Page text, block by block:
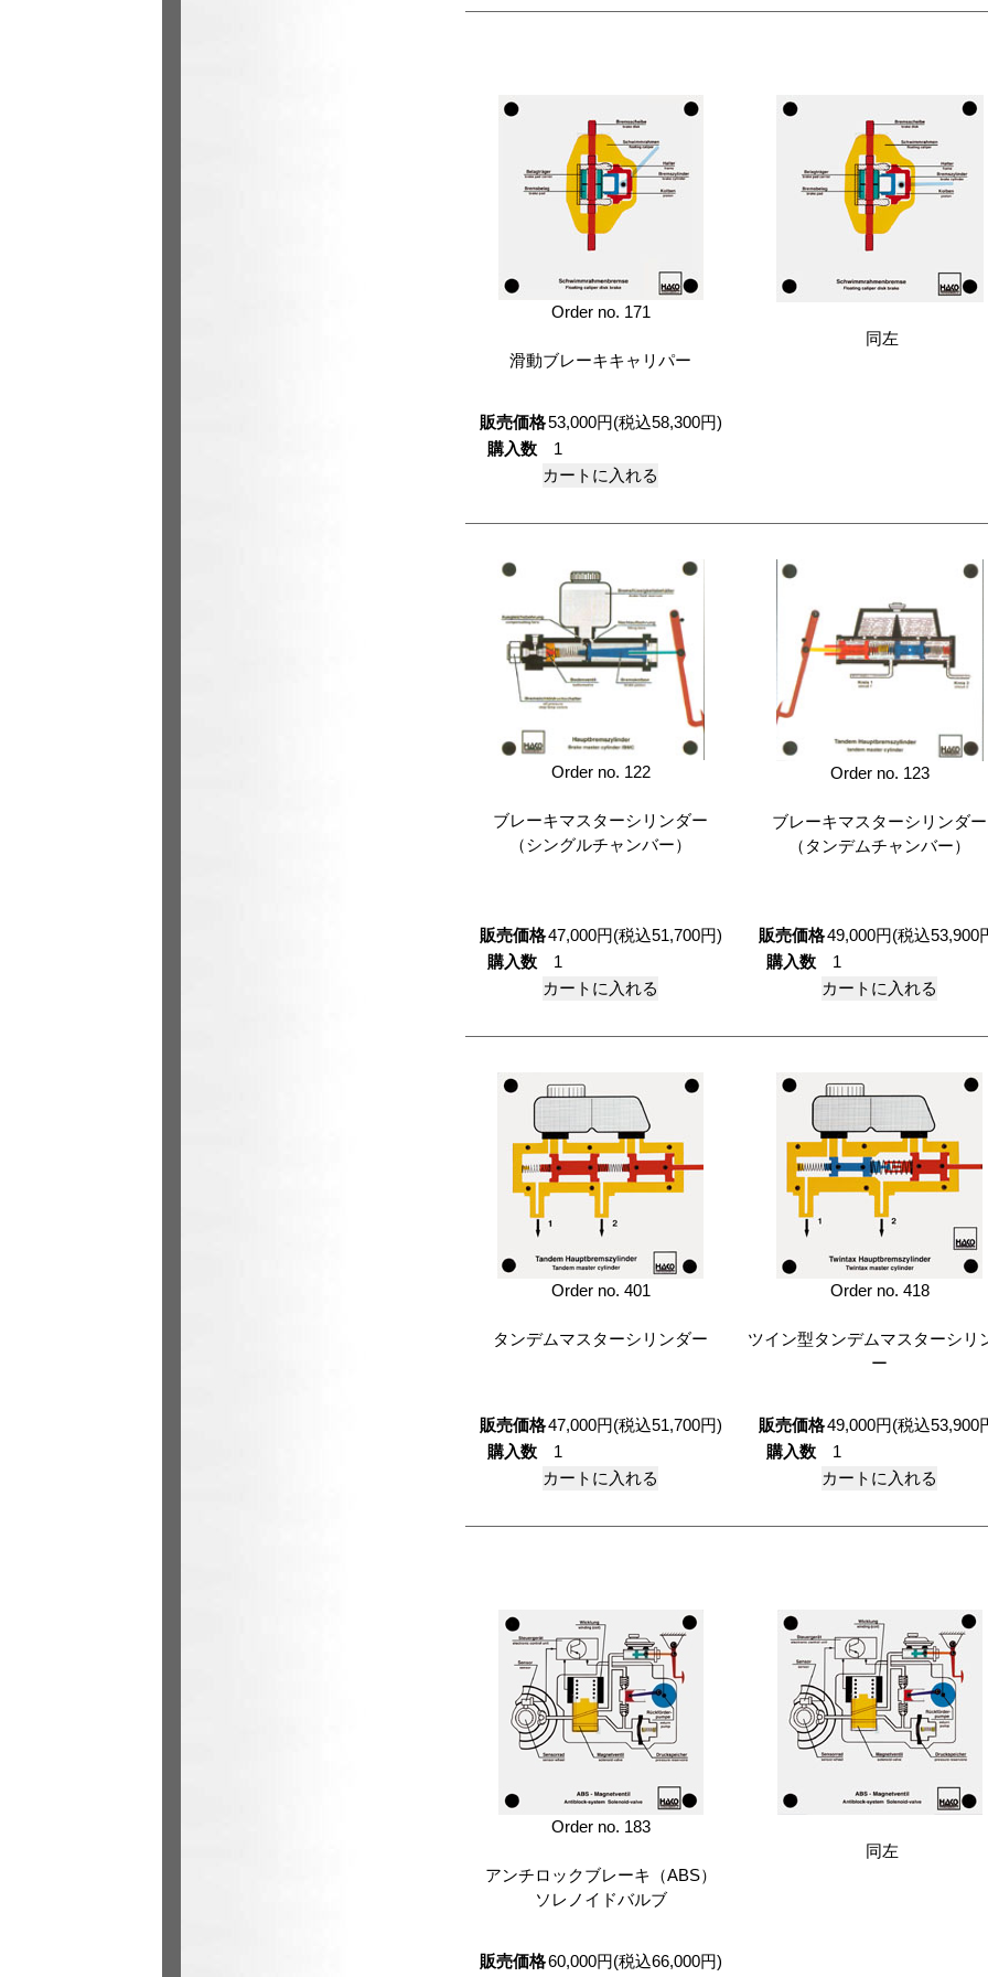
Order no. 171
滑動ブレーキキャリパー
同左
販売価格53,000円(税込58,300円)
購入数
Order no. 122
ブレーキマスターシリンダー
（シングルチャンバー）
Order no. 123
ブレーキマスターシリンダー
（タンデムチャンバー）
販売価格47,000円(税込51,700円)
購入数
販売価格49,000円(税込53,900
購入数
Order no. 401
タンデムマスターシリンダー
Order no. 418
ツイン型タンデムマスターシリ
ー
販売価格47,000円(税込51,700円)
購入数
販売価格49,000円(税込53,900
購入数
Order no. 183
アンチロックブレーキ（ABS）
ソレノイドバルブ
同左
販売価格60,000円(税込66,000円)